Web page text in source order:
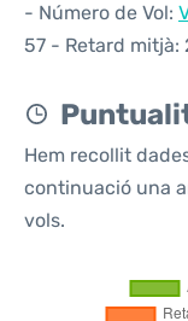
- Número de Vol:
57 - Retard mitjà:
Hem recollit
continuació una
vols.